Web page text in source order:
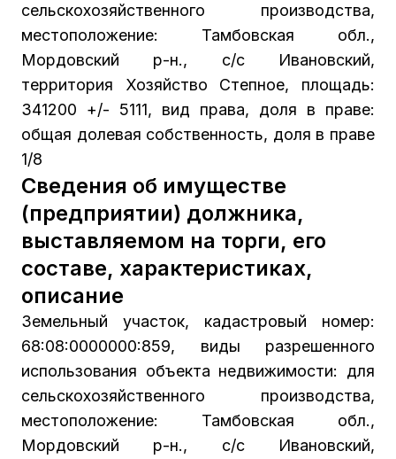
сельскохозяйственного производства,
местоположение: Тамбовская обл.,
Мордовский р-н., с/с Ивановский,
территория Хозяйство Степное, площадь:
341200 +/- 5111, вид права, доля в праве:
общая долевая собственность, доля в праве
1/8
Сведения об имуществе
(предприятии) должника,
выставляемом на торги, его
составе, характеристиках,
описание
Земельный участок, кадастровый номер:
68:08:0000000:859, виды разрешенного
использования объекта недвижимости: для
сельскохозяйственного производства,
местоположение: Тамбовская обл.,
Мордовский р-н., с/с Ивановский,